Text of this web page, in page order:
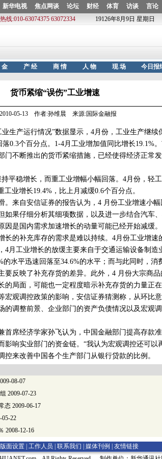
货币紧缩“误伤”工业增速
05-13 作者:孙维晨 来源:国际金融报
生产运行情况”数据显示，4月份，工业生产继续
0.3个百分点。1-4月工业增加值同比增长19.1%
门不断推出的货币紧缩措施，已经使得经济正常
稳增长，而重工业增幅小幅回落。4月份，轻
业增长19.4%，比上月减缓0.6个百分点。
来自安信证券的报告认为，4 月份工业增速小幅
如果仔细分析其细项数据，以及进一步结合汽车
是国内需求加速增长的动量可能已经开始减缓。
的补充库存的需求是难以持续。4月份工业增速
4月工业增长的放缓主要来自于交通运输设备制造
的水平迅速回落至34.6%的水平；而与此同时，消
反映了补充存货的差异。此外，4 月份大宗商品
的局面，可能也一定程度暗示补充存货的力量
观调控政策的影响，安信证券猜测称，从环比
调整前景、企业部门的资产负债情况以及宏观
席经济学家孙飞认为，中国金融部门提高存款
影响实业部门的资金链。“我认为宏观调控还可以
来改善中国各个生产部门从银行贷款的比例。
08-07
2009-07-23
态 2009-06-17
05-22
2008-12-16
版面设置 工作人员 联系我们 媒体刊例
友情链接